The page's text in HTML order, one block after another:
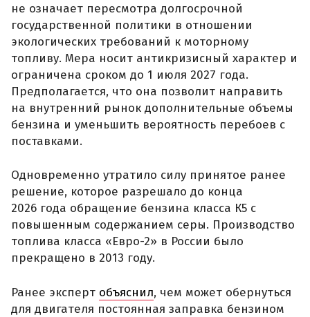
не означает пересмотра долгосрочной
государственной политики в отношении
экологических требований к моторному
топливу. Мера носит антикризисный характер и
ограничена сроком до 1 июля 2027 года.
Предполагается, что она позволит направить
на внутренний рынок дополнительные объемы
бензина и уменьшить вероятность перебоев с
поставками.
Одновременно утратило силу принятое ранее
решение, которое разрешало до конца
2026 года обращение бензина класса К5 с
повышенным содержанием серы. Производство
топлива класса «Евро-2» в России было
прекращено в 2013 году.
Ранее эксперт объяснил, чем может обернуться
для двигателя постоянная заправка бензином